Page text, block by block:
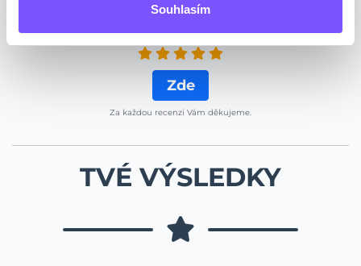
Souhlasím
Podpořte nás recenzí na google
Zde
Za každou recenzi Vám děkujeme.
TVÉ VÝSLEDKY